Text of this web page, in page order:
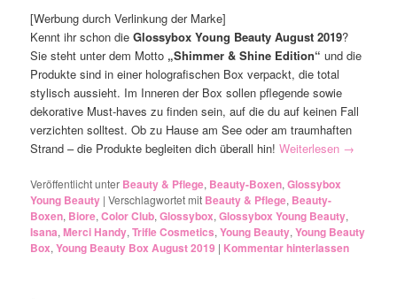
[Werbung durch Verlinkung der Marke]
Kennt ihr schon dieGlossybox Young Beauty August 2019?
Sie steht unter dem Motto „Shimmer & Shine Edition“ und die
Produkte sind in einer holografischen Box verpackt, die total
stylisch aussieht. Im Inneren der Box sollen pflegende sowie
dekorative Must-haves zu finden sein, auf die du auf keinen Fall
verzichten solltest. Ob zu Hause am See oder am traumhaften
Strand – die Produkte begleiten dich überall hin!Weiterlesen →
Veröffentlicht unter Beauty & Pflege, Beauty-Boxen,Glossybox
Young Beauty |Verschlagwortet mit Beauty & Pflege, Beauty-
Boxen, Biore,Color Club,Glossybox,Glossybox Young Beauty,
Isana,Merci Handy,Trifle Cosmetics,Young Beauty,Young Beauty
Box,Young Beauty Box August 2019 | Kommentar hinterlassen